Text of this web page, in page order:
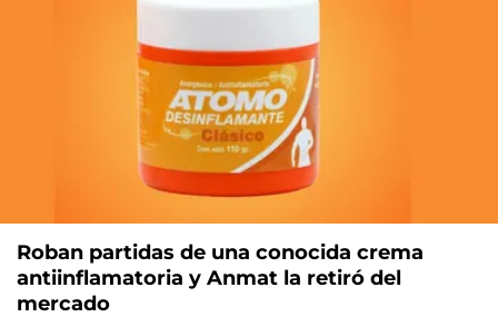
Roban partidas de una conocida crema
antiinflamatoria y Anmat la retiró del
mercado